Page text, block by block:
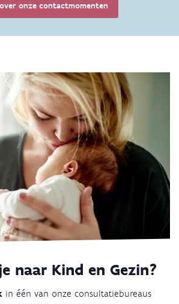
onze contactmomenten
naar Kind en Gezin?
in één van onze consultatiebureaus